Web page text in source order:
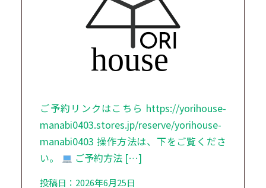
ご予約リンクはこちら https://yorihouse-
manabi0403.stores.jp/reserve/yorihouse-
manabi0403 操作方法は、下をご覧くださ
い。
ご予約方法 […]
投稿日：2026年6月25日